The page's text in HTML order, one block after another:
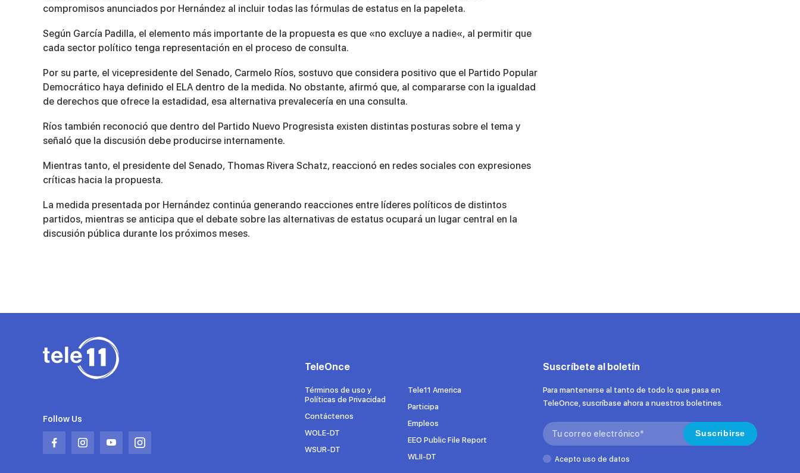
compromisos anunciados por Hernández al incluir todas las fórmulas de estatus en la papeleta.
Según García Padilla, el elemento más importante de la propuesta es que «no excluye a nadie«, al permitir que
cada sector político tenga representación en el proceso de consulta.
Por su parte, el vicepresidente del Senado, Carmelo Ríos, sostuvo que considera positivo que el Partido Popular
Democrático haya definido el ELA dentro de la medida. No obstante, afirmó que, al compararse con la igualdad
de derechos que ofrece la estadidad, esa alternativa prevalecería en una consulta.
Ríos también reconoció que dentro del Partido Nuevo Progresista existen distintas posturas sobre el tema y
señaló que la discusión debe producirse internamente.
Mientras tanto, el presidente del Senado, Thomas Rivera Schatz, reaccionó en redes sociales con expresiones
críticas hacia la propuesta.
La medida presentada por Hernández continúa generando reacciones entre líderes políticos de distintos
partidos, mientras se anticipa que el debate sobre las alternativas de estatus ocupará un lugar central en la
discusión pública durante los próximos meses.
Follow Us
Abrir
Abrir
Abrir
Abrir
TeleOnce
Términos de uso y
Políticas de Privacidad
Contáctenos
WOLE-DT
WSUR-DT
Tele11 America
Participa
Empleos
EEO Public File Report
WLII-DT
Suscríbete al boletín
Para mantenerse al tanto de todo lo que pasa en
TeleOnce, suscríbase ahora a nuestros boletines.
Search: Suscribirse
Acepto uso de datos